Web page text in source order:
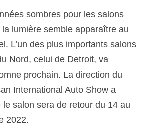
RAPIDE
lumière semble apparaître au
L’un des plus importants salons
Nord, celui de Detroit, va
prochain. La direction du
International Auto Show a
salon sera de retour du 14 au
2022.